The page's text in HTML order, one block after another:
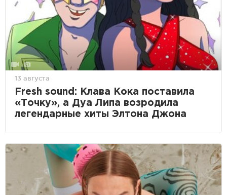
13 августа
Fresh sound: Клава Кока поставила
«Точку», а Дуа Липа возродила
легендарные хиты Элтона Джона